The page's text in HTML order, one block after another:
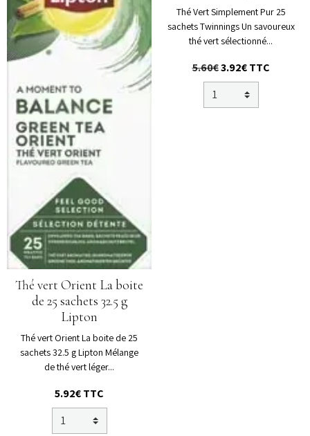
Thé vert Orient La boite
de 25 sachets 32.5 g
Lipton
Thé vert Orient La boite de 25
sachets 32.5 g Lipton Mélange
de thé vert léger...
5.92€TTC
Thé Vert Simplement Pur 25
sachets Twinnings Un savoureux
thé vert sélectionné...
5.60€3.92€TTC